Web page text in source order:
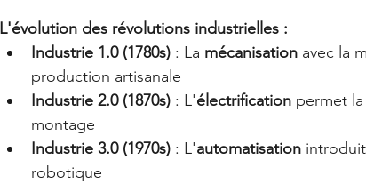
L'évolution des révolutions industrielles :
Industrie 1.0 (1780s) : La mécanisation avec la
production artisanale
Industrie 2.0 (1870s) : L'électrification permet
montage
Industrie 3.0 (1970s) : L'automatisation
robotique